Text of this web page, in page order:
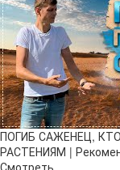
ПОГИБ САЖЕНЕЦ,
РАСТЕНИЯМ |